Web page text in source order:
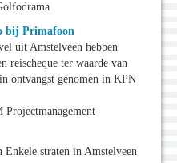
bij Primafoon
uit Amstelveen hebben
reischeque ter waarde van
ontvangst genomen in KPN
Enkele straten in Amstelveen